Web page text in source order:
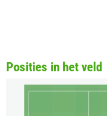
Posities in het veld